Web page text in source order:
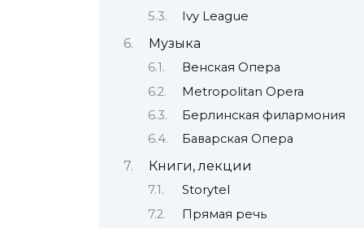
Ivy League
Музыка
Венская Опера
Metropolitan Opera
Берлинская филармония
Баварская Опера
Книги, лекции
Storytel
Прямая речь